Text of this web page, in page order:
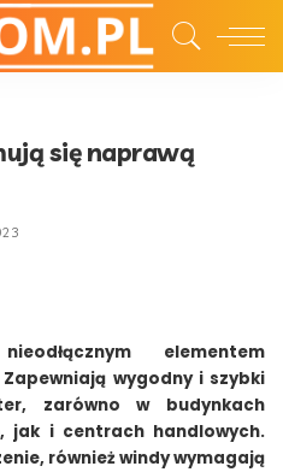
się naprawą
elementem
wygodny i szybki
zarówno w budynkach
jak i centrach handlowych.
również windy wymagają